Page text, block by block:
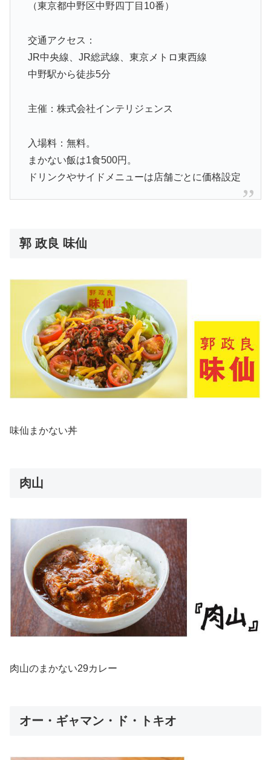
（東京都中野区中野四丁目10番）
交通アクセス：
JR中央線、JR総武線、東京メトロ東西線
中野駅から徒歩5分
主催：株式会社インテリジェンス
入場料：無料。
まかない飯は1食500円。
ドリンクやサイドメニューは店舗ごとに価格設定
郭 政良 味仙
味仙まかない丼
肉山
肉山のまかない29カレー
オー・ギャマン・ド・トキオ